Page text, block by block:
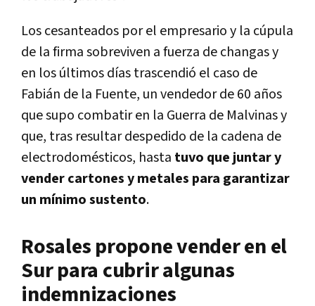
Los cesanteados por el empresario y la cúpula
de la firma sobreviven a fuerza de changas y
en los últimos días trascendió el caso de
Fabián de la Fuente, un vendedor de 60 años
que supo combatir en la Guerra de Malvinas y
que, tras resultar despedido de la cadena de
electrodomésticos, hasta tuvo que juntar y
vender cartones y metales para garantizar
un mínimo sustento.
Rosales propone vender en el
Sur para cubrir algunas
indemnizaciones